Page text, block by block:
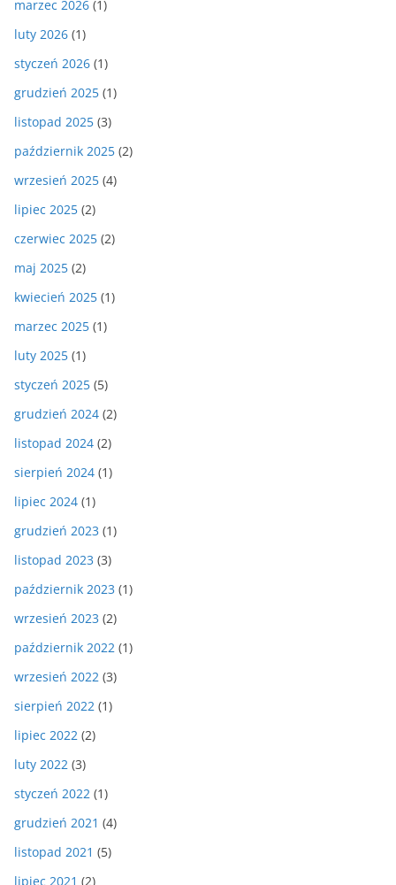
marzec 2026 (1)
luty 2026 (1)
styczeń 2026 (1)
grudzień 2025 (1)
listopad 2025 (3)
październik 2025 (2)
wrzesień 2025 (4)
lipiec 2025 (2)
czerwiec 2025 (2)
maj 2025 (2)
kwiecień 2025 (1)
marzec 2025 (1)
luty 2025 (1)
styczeń 2025 (5)
grudzień 2024 (2)
listopad 2024 (2)
sierpień 2024 (1)
lipiec 2024 (1)
grudzień 2023 (1)
listopad 2023 (3)
październik 2023 (1)
wrzesień 2023 (2)
październik 2022 (1)
wrzesień 2022 (3)
sierpień 2022 (1)
lipiec 2022 (2)
luty 2022 (3)
styczeń 2022 (1)
grudzień 2021 (4)
listopad 2021 (5)
lipiec 2021 (2)